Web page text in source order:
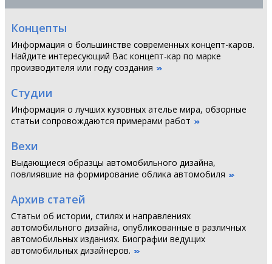
Концепты
Информация о большинстве современных концепт-каров.
Найдите интересующий Вас концепт-кар по марке
производителя или году создания
Студии
Информация о лучших кузовных ателье мира, обзорные
статьи сопровождаются примерами работ
Вехи
Выдающиеся образцы автомобильного дизайна,
повлиявшие на формирование облика автомобиля
Архив статей
Статьи об истории, стилях и направлениях
автомобильного дизайна, опубликованные в различных
автомобильных изданиях. Биографии ведущих
автомобильных дизайнеров.